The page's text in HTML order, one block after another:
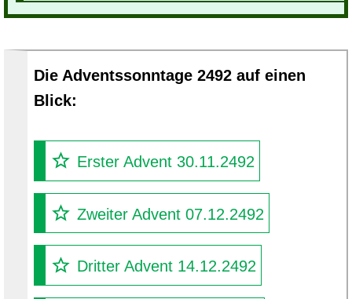
Die Adventssonntage 2492 auf einen
Blick:
Erster Advent 30.11.2492
Zweiter Advent 07.12.2492
Dritter Advent 14.12.2492